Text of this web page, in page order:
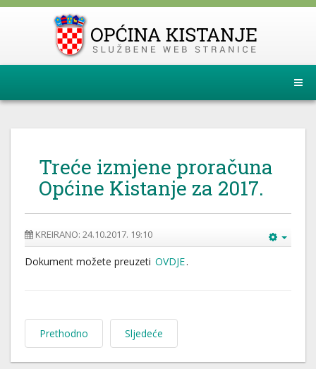
Treće izmjene proračuna
Općine Kistanje za 2017.
KREIRANO: 24.10.2017. 19:10
Dokument možete preuzeti OVDJE.
Prethodno Sljedeće